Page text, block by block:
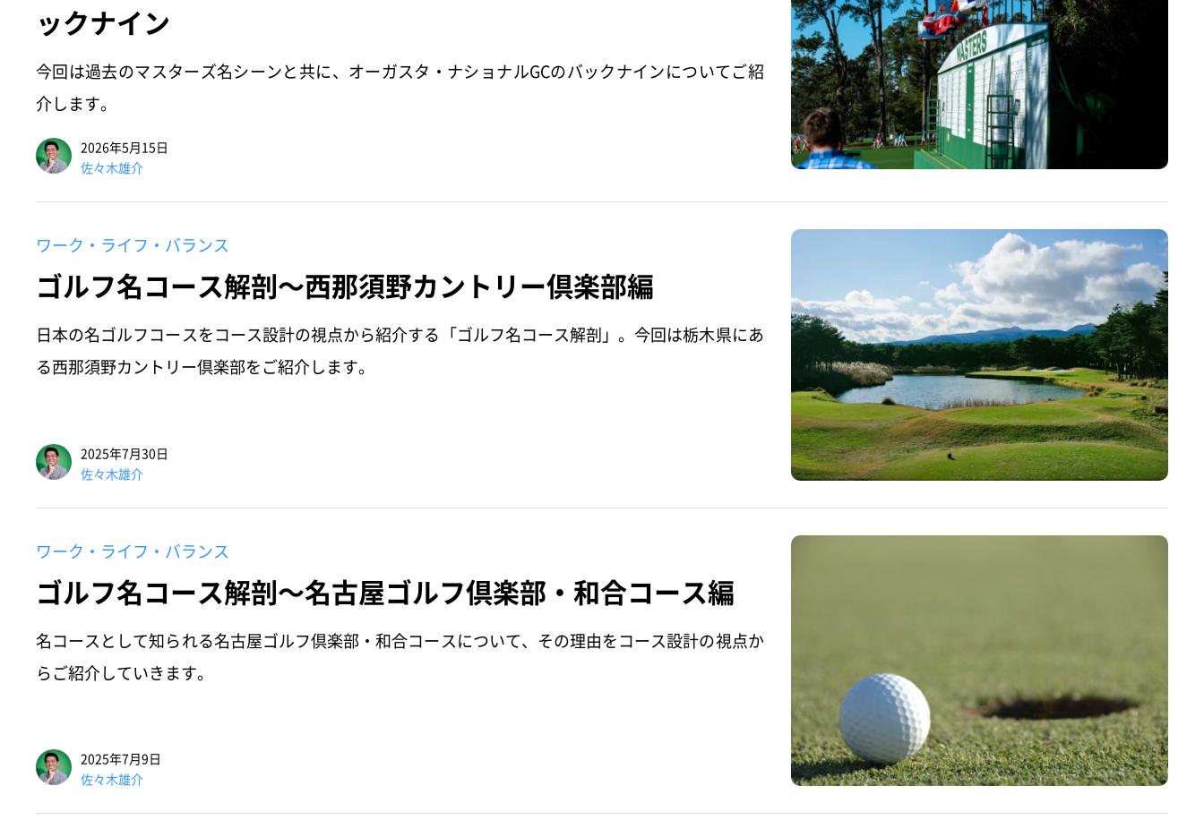
ックナイン
今回は過去のマスターズ名シーンと共に、オーガスタ・ナショナルGCのバックナインについてご紹
介します。
2026年5月15日
佐々木雄介
ワーク・ライフ・バランス
ゴルフ名コース解剖～西那須野カントリー倶楽部編
日本の名ゴルフコースをコース設計の視点から紹介する「ゴルフ名コース解剖」。今回は栃木県にあ
る西那須野カントリー倶楽部をご紹介します。
2025年7月30日
佐々木雄介
ワーク・ライフ・バランス
ゴルフ名コース解剖～名古屋ゴルフ倶楽部・和合コース編
名コースとして知られる名古屋ゴルフ倶楽部・和合コースについて、その理由をコース設計の視点か
らご紹介していきます。
2025年7月9日
佐々木雄介